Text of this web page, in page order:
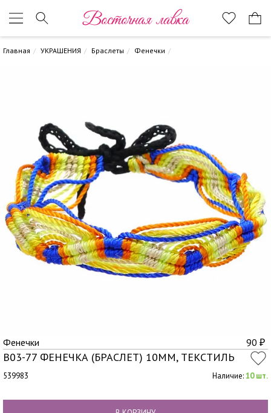
Восточная лавка
Главная УКРАШЕНИЯ Браслеты Фенечки
Фенечки 90 ₽
B03-77 ФЕНЕЧКА (БРАСЛЕТ) 10ММ, ТЕКСТИЛЬ
539983 Наличие:10 шт.